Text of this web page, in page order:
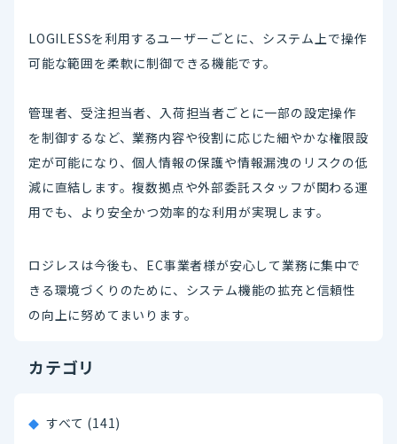
LOGILESSを利用するユーザーごとに、システム上で操作
可能な範囲を柔軟に制御できる機能です。
管理者、受注担当者、入荷担当者ごとに一部の設定操作
を制御するなど、業務内容や役割に応じた細やかな権限設
定が可能になり、個人情報の保護や情報漏洩のリスクの低
減に直結します。複数拠点や外部委託スタッフが関わる運
用でも、より安全かつ効率的な利用が実現します。
ロジレスは今後も、EC事業者様が安心して業務に集中で
きる環境づくりのために、システム機能の拡充と信頼性
の向上に努めてまいります。
カテゴリ
すべて (141)